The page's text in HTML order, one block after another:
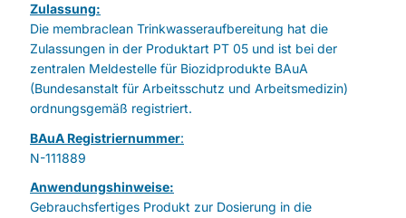
Zulassung:
Die membraclean Trinkwasseraufbereitung hat die
Zulassungen in der Produktart PT 05 und ist bei der
zentralen Meldestelle für Biozidprodukte BAuA
(Bundesanstalt für Arbeitsschutz und Arbeitsmedizin)
ordnungsgemäß registriert.
BAuA Registriernummer:
N-111889
Anwendungshinweise:
Gebrauchsfertiges Produkt zur Dosierung in die